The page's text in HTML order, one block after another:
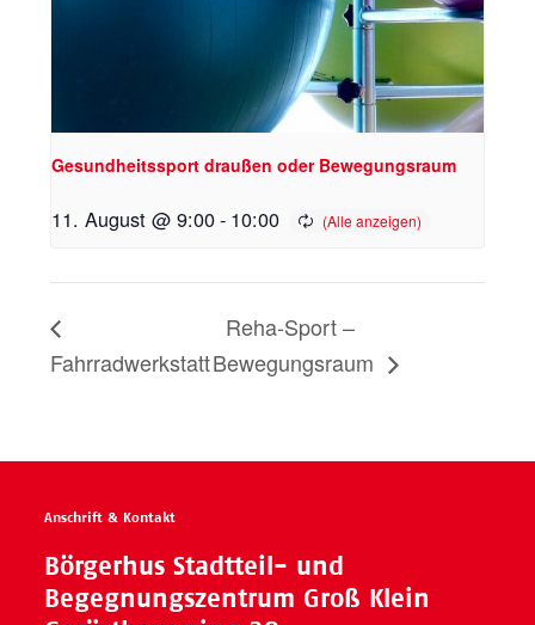
Gesundheitssport draußen oder Bewegungsraum
11. August @ 9:00- 10:00
Fahrradwerkstatt
Reha-Sport –
Bewegungsraum
Anschrift & Kontakt
Börgerhus Stadtteil- und
Begegnungszentrum Groß Klein